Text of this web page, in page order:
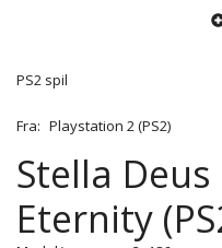
PS2 spil
Fra: Playstation 2 (PS2)
Stella
Eternity